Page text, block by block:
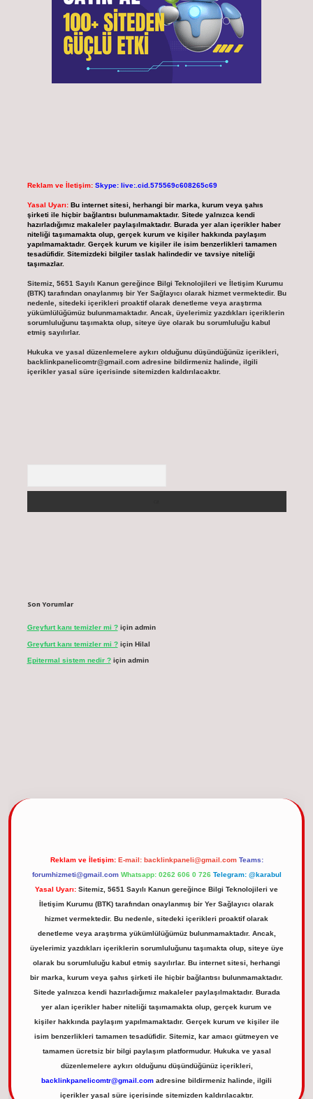
Reklam ve İletişim: Skype: live:.cid.575569c608265c69
Yasal Uyarı: Bu internet sitesi, herhangi bir marka, kurum veya şahıs
şirketi ile hiçbir bağlantısı bulunmamaktadır. Sitede yalnızca kendi
hazırladığımız makaleler paylaşılmaktadır. Burada yer alan içerikler haber
niteliği taşımamakta olup, gerçek kurum ve kişiler hakkında paylaşım
yapılmamaktadır. Gerçek kurum ve kişiler ile isim benzerlikleri tamamen
tesadüfidir. Sitemizdeki bilgiler taslak halindedir ve tavsiye niteliği
taşımazlar.
Sitemiz, 5651 Sayılı Kanun gereğince Bilgi Teknolojileri ve İletişim Kurumu
(BTK) tarafından onaylanmış bir Yer Sağlayıcı olarak hizmet vermektedir. Bu
nedenle, sitedeki içerikleri proaktif olarak denetleme veya araştırma
yükümlülüğümüz bulunmamaktadır. Ancak, üyelerimiz yazdıkları içeriklerin
sorumluluğunu taşımakta olup, siteye üye olarak bu sorumluluğu kabul
etmiş sayılırlar.
Hukuka ve yasal düzenlemelere aykırı olduğunu düşündüğünüz içerikleri,
backlinkpanelicomtr@gmail.comadresine bildirmeniz halinde, ilgili
içerikler yasal süre içerisinde sitemizden kaldırılacaktır.
Son Yorumlar
Greyfurt kanı temizler mi ?için admin
Greyfurt kanı temizler mi ?için Hilal
Epitermal sistem nedir ?için admin
Reklam ve İletişim: E-mail: backlinkpaneli@gmail.com Teams:
forumhizmeti@gmail.com Whatsapp: 0262 606 0 726 Telegram: @karabul
Yasal Uyarı: Sitemiz, 5651 Sayılı Kanun gereğince Bilgi Teknolojileri ve
İletişim Kurumu (BTK) tarafından onaylanmış bir Yer Sağlayıcı olarak
hizmet vermektedir. Bu nedenle, sitedeki içerikleri proaktif olarak
denetleme veya araştırma yükümlülüğümüz bulunmamaktadır. Ancak,
üyelerimiz yazdıkları içeriklerin sorumluluğunu taşımakta olup, siteye üye
olarak bu sorumluluğu kabul etmiş sayılırlar. Bu internet sitesi, herhangi
bir marka, kurum veya şahıs şirketi ile hiçbir bağlantısı bulunmamaktadır.
Sitede yalnızca kendi hazırladığımız makaleler paylaşılmaktadır. Burada
yer alan içerikler haber niteliği taşımamakta olup, gerçek kurum ve
kişiler hakkında paylaşım yapılmamaktadır. Gerçek kurum ve kişiler ile
isim benzerlikleri tamamen tesadüfidir. Sitemiz, kar amacı gütmeyen ve
tamamen ücretsiz bir bilgi paylaşım platformudur. Hukuka ve yasal
düzenlemelere aykırı olduğunu düşündüğünüz içerikleri,
backlinkpanelicomtr@gmail.com adresine bildirmeniz halinde, ilgili
içerikler yasal süre içerisinde sitemizden kaldırılacaktır.